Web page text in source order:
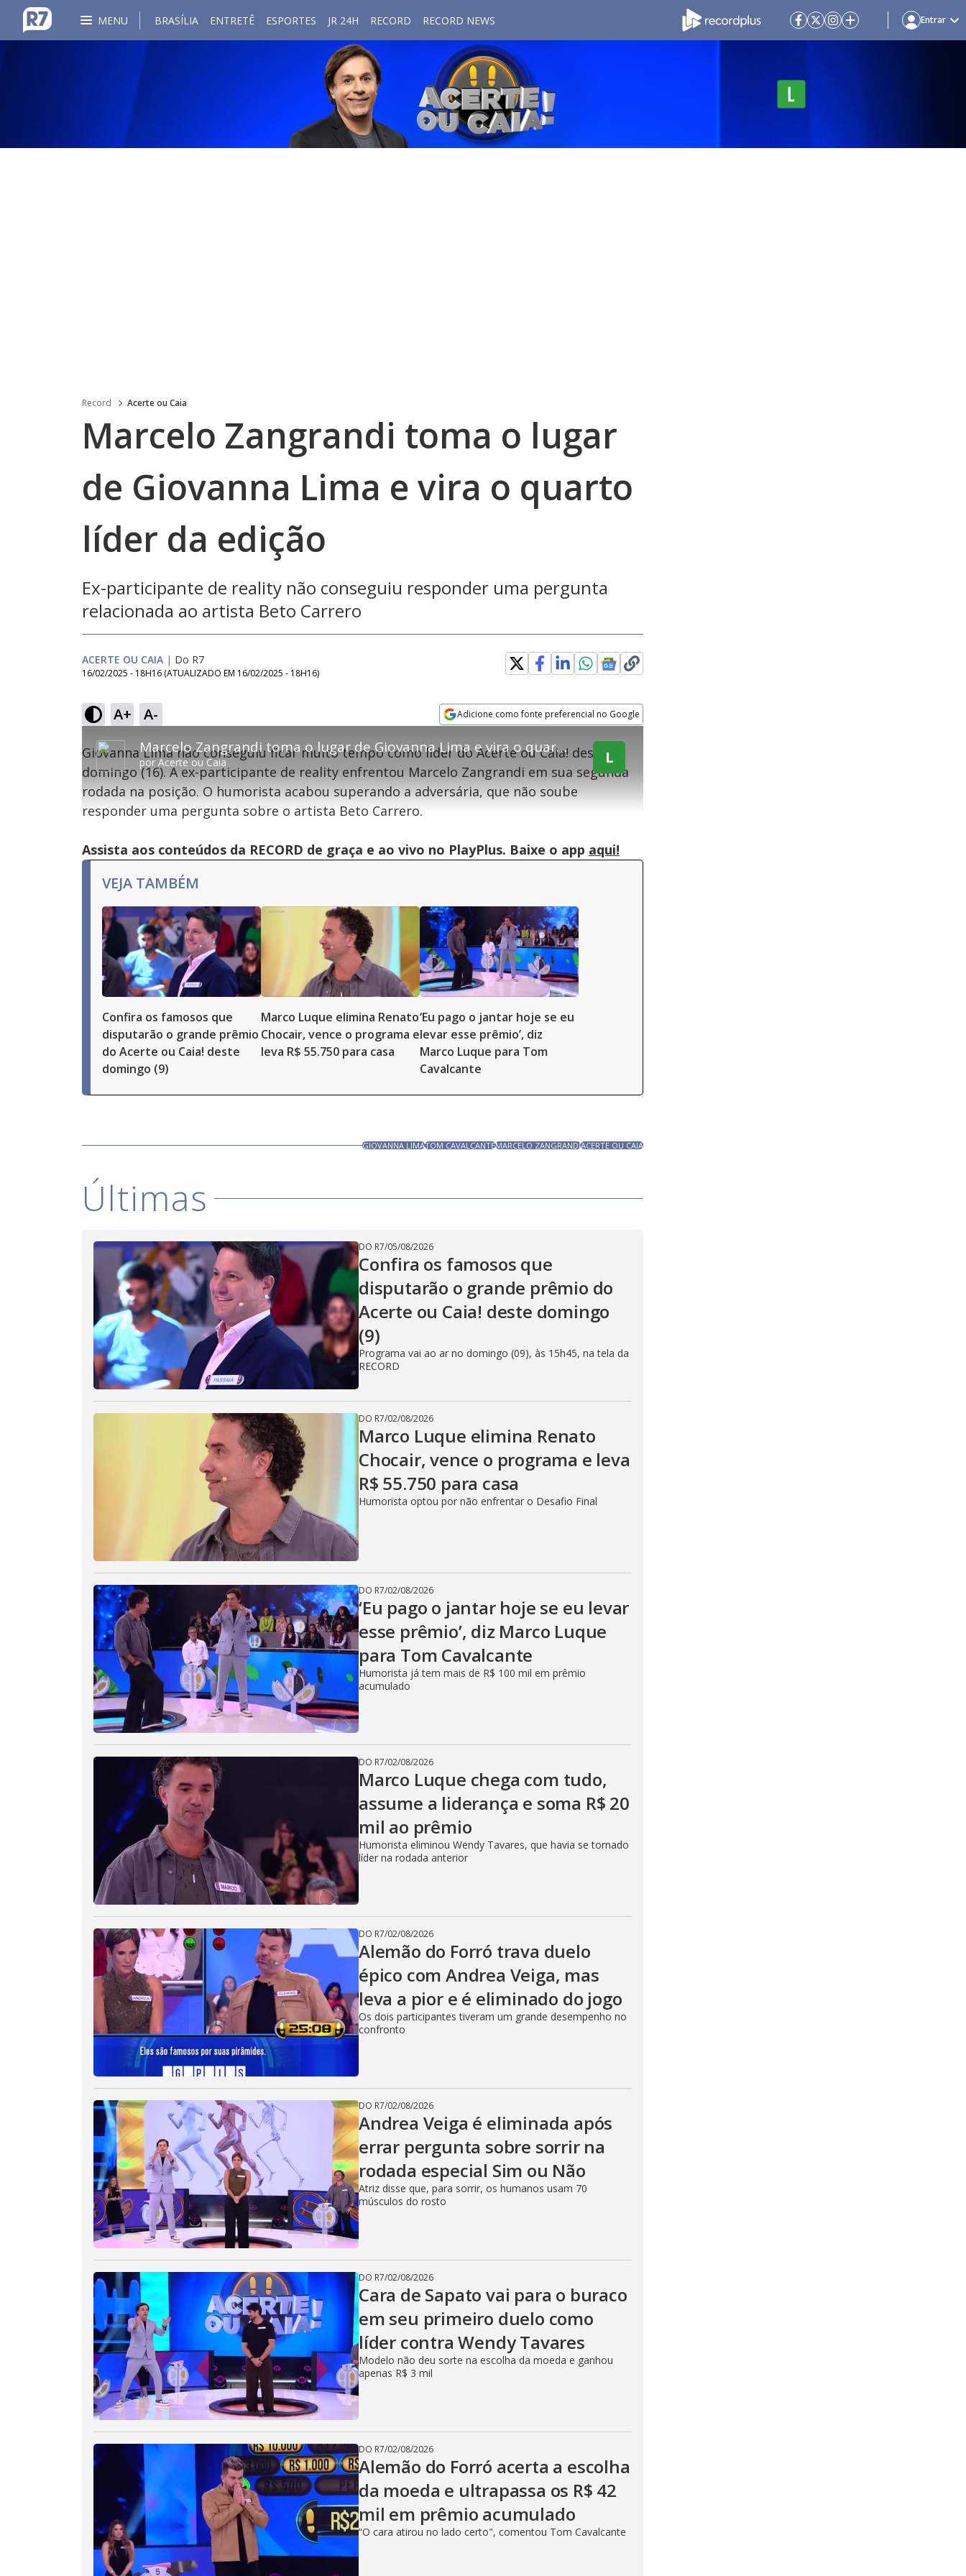
MENU BRASÍLIA ENTRETÊ ESPORTES JR 24H RECORD RECORD NEWS Entrar
Record Acerte ou Caia
Marcelo Zangrandi toma o lugar
de Giovanna Lima e vira o quarto
líder da edição
Ex-participante de reality não conseguiu responder uma pergunta
relacionada ao artista Beto Carrero
ACERTE OU CAIA | Do R7
16/02/2025 - 18H16 (ATUALIZADO EM 16/02/2025 - 18H16)
A+ A- Adicione como fonte preferencial no Google
a
window.
modal
be
closed
the
Escape
button.
Conteúdo bloqueado
Lamentamos, mas o vídeo que está tentando assisitr é de exibição exclusiva em território brasileiro :-(
Marcelo Zangrandi toma o lugar de Giovanna Lima e vira o quarto líder da edição
porAcerte ou Caia L
Giovanna Lima não conseguiu ficar muito tempo como líder do Acerte ou Caia! deste
domingo (16). A ex-participante de reality enfrentou Marcelo Zangrandi em sua segunda
rodada na posição. O humorista acabou superando a adversária, que não soube
responder uma pergunta sobre o artista Beto Carrero.
Assista aos conteúdos da RECORD de graça e ao vivo no PlayPlus. Baixe o app aqui!
VEJA TAMBÉM
Confira os famosos que
disputarão o grande prêmio
do Acerte ou Caia! deste
domingo (9)
Marco Luque elimina Renato
Chocair, vence o programa e
leva R$ 55.750 para casa
‘Eu pago o jantar hoje se eu
levar esse prêmio’, diz
Marco Luque para Tom
Cavalcante
GIOVANNA LIMATOM CAVALCANTEMARCELO ZANGRANDIACERTE OU CAIA
Últimas
DO R7/05/08/2026
Confira os famosos que
disputarão o grande prêmio do
Acerte ou Caia! deste domingo
(9)
Programa vai ao ar no domingo (09), às 15h45, na tela da
RECORD
DO R7/02/08/2026
Marco Luque elimina Renato
Chocair, vence o programa e leva
R$ 55.750 para casa
Humorista optou por não enfrentar o Desafio Final
DO R7/02/08/2026
‘Eu pago o jantar hoje se eu levar
esse prêmio’, diz Marco Luque
para Tom Cavalcante
Humorista já tem mais de R$ 100 mil em prêmio
acumulado
DO R7/02/08/2026
Marco Luque chega com tudo,
assume a liderança e soma R$ 20
mil ao prêmio
Humorista eliminou Wendy Tavares, que havia se tornado
líder na rodada anterior
DO R7/02/08/2026
Alemão do Forró trava duelo
épico com Andrea Veiga, mas
leva a pior e é eliminado do jogo
Os dois participantes tiveram um grande desempenho no
confronto
DO R7/02/08/2026
Andrea Veiga é eliminada após
errar pergunta sobre sorrir na
rodada especial Sim ou Não
Atriz disse que, para sorrir, os humanos usam 70
músculos do rosto
DO R7/02/08/2026
Cara de Sapato vai para o buraco
em seu primeiro duelo como
líder contra Wendy Tavares
Modelo não deu sorte na escolha da moeda e ganhou
apenas R$ 3 mil
DO R7/02/08/2026
Alemão do Forró acerta a escolha
da moeda e ultrapassa os R$ 42
mil em prêmio acumulado
“O cara atirou no lado certo", comentou Tom Cavalcante